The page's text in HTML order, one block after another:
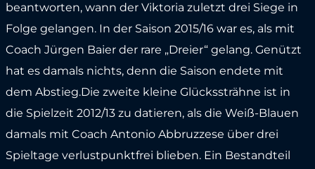
beantworten, wann der Viktoria zuletzt drei Siege in
Folge gelangen. In der Saison 2015/16 war es, als mit
Coach Jürgen Baier der rare „Dreier“ gelang. Genützt
hat es damals nichts, denn die Saison endete mit
dem Abstieg.Die zweite kleine Glückssträhne ist in
die Spielzeit 2012/13 zu datieren, als die Weiß-Blauen
damals mit Coach Antonio Abbruzzese über drei
Spieltage verlustpunktfrei blieben. Ein Bestandteil